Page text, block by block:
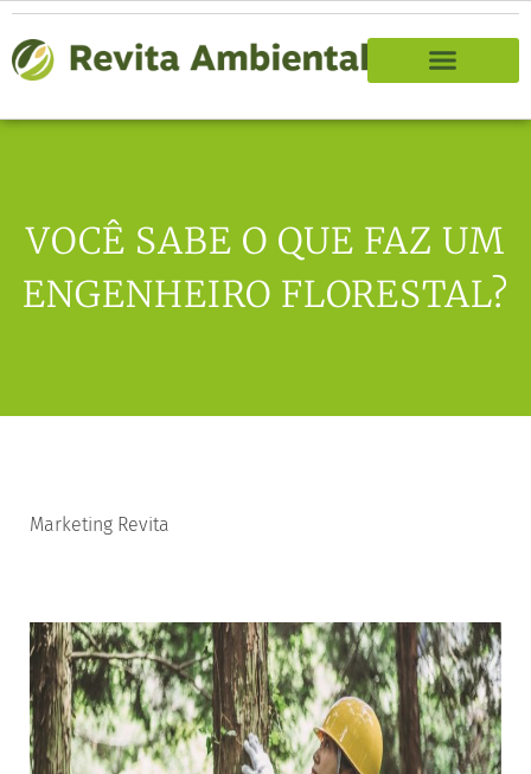
VOCÊ SABE O QUE FAZ UM
ENGENHEIRO FLORESTAL?
Marketing Revita